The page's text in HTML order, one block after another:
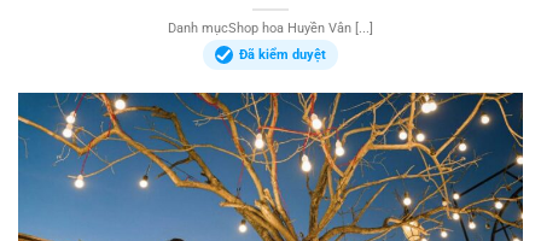
Danh mụcShop hoa Huyền Vân [...]
Đã kiểm duyệt